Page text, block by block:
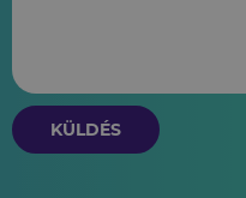
KÜLDÉS